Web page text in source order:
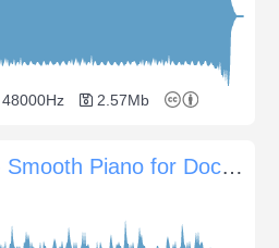
48000Hz 2.57Mb
UNIVERSFIELD - Smooth Piano for Documentaries